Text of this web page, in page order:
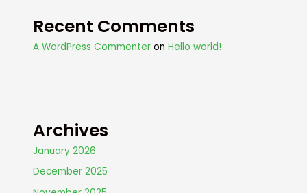
Recent Comments
A WordPress Commenter onHello world!
Archives
January 2026
December 2025